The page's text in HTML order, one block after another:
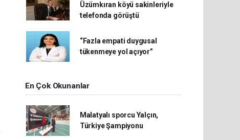
Üzümkıran köyü sakinleriyle
telefonda görüştü
“Fazla empati duygusal
tükenmeye yol açıyor”
En Çok Okunanlar
Malatyalı sporcu Yalçın,
Türkiye Şampiyonu